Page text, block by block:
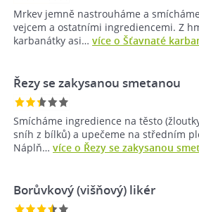
Mrkev jemně nastrouháme a
vejcem a ostatními ingrediencemi. Z
karbanátky asi… více o Šťavnaté
Řezy se zakysanou smetanou
Smícháme ingredience na těsto
sníh z bílků) a upečeme na středním
Náplň… více o Řezy se zakysanou
Borůvkový (višňový) likér